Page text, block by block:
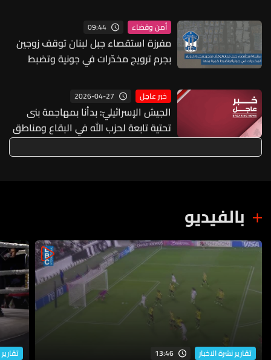
أمن وقضاء 09:44
مفرزة استقصاء جبل لبنان توقف زوجين
بجرم ترويج مخدّرات في جونية وتضبط
خبر عاجل 2026-04-27
الجيش الإسرائيليّ: بدأنا بمهاجمة بنى
تحتية تابعة لحزب الله في البقاع ومناطق
في جنوب لبنان
بالفيديو
تقارير نشرة الاخبار 13:46